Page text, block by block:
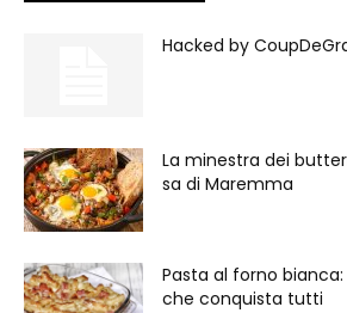
Hacked by
La minestra dei
sa di Maremma
Pasta al forno
che conquista tutti